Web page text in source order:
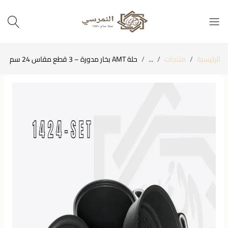
الرئيسية منتجات ... حلة AMT بخار مدورة – 3 قطع مقاس 24 سم